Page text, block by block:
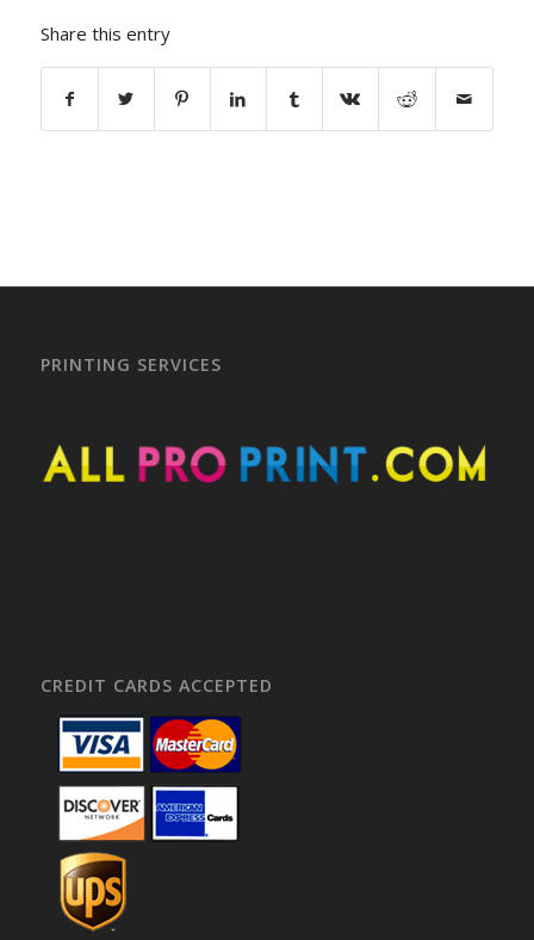
Share this entry
PRINTING SERVICES
CREDIT CARDS ACCEPTED